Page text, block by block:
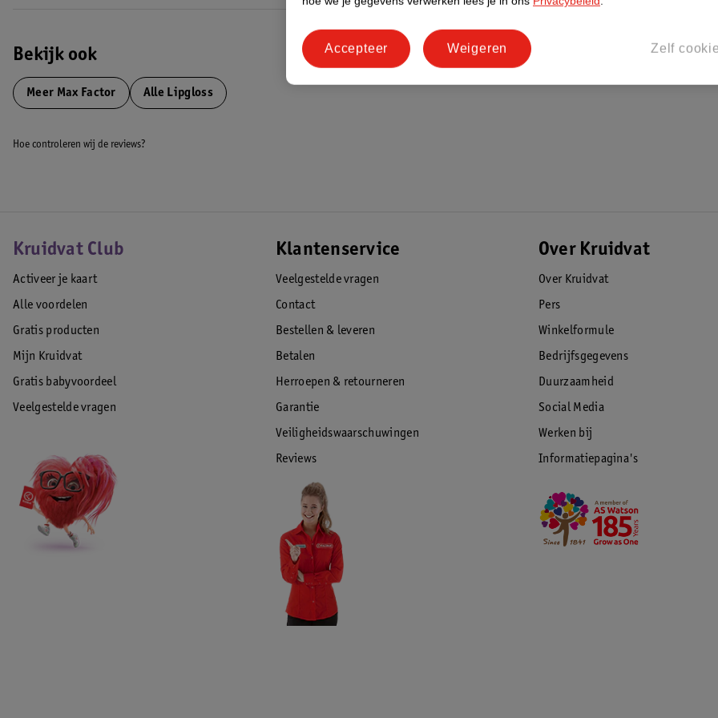
Bekijk ook
Meer Max Factor Alle Lipgloss
Hoe controleren wij de reviews?
Kruidvat Club
Activeer je kaart
Alle voordelen
Gratis producten
Mijn Kruidvat
Gratis babyvoordeel
Veelgestelde vragen
Klantenservice
Veelgestelde vragen
Contact
Bestellen & leveren
Betalen
Herroepen & retourneren
Garantie
Veiligheidswaarschuwingen
Reviews
Over Kruidvat
Over Kruidvat
Pers
Winkelformule
Bedrijfsgegevens
Duurzaamheid
Social Media
Werken bij
Informatiepagina's
Zelf
Weigeren
Accepteer